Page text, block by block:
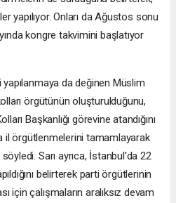
yapılıyor. Onları da Ağustos sonu
kongre takvimini başlatıyor
yapılanmaya da değinen Müslim
örgütünün oluşturulduğunu,
Başkanlığı görevine atandığını
il örgütlenmelerini tamamlayarak
söyledi. Sarı ayrıca, İstanbul'da 22
belirterek parti örgütlerinin
için çalışmaların aralıksız devam